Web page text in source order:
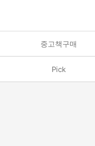
중고책구매
Pick